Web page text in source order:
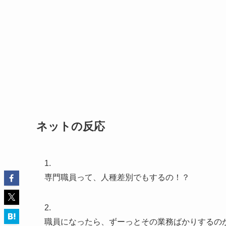
ネットの反応
1.
専門職員って、人種差別でもするの！？
2.
職員になったら、ずーっとその業務ばかりするの